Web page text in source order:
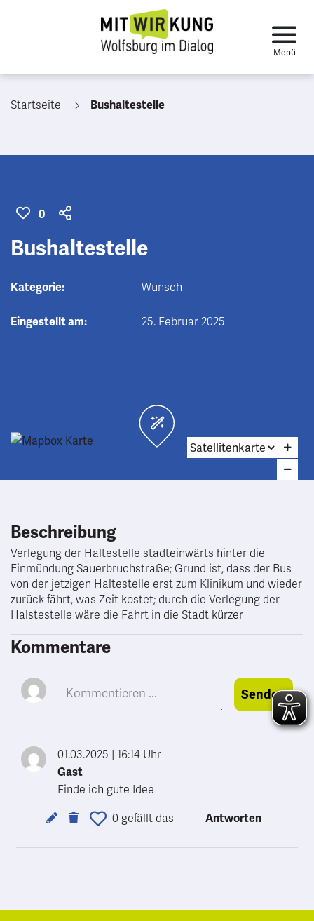
Startseite Bushaltestelle
0
Bushaltestelle
Kategorie: Wunsch
Eingestellt am: 25. Februar 2025
Beschreibung
Verlegung der Haltestelle stadteinwärts hinter die
Einmündung Sauerbruchstraße; Grund ist, dass der Bus
von der jetzigen Haltestelle erst zum Klinikum und wieder
zurück fährt, was Zeit kostet; durch die Verlegung der
Halstestelle wäre die Fahrt in die Stadt kürzer
Kommentare
Senden
Gast
Finde ich gute Idee
01.03.2025 16:14 Uhr
0 gefällt das Antworten